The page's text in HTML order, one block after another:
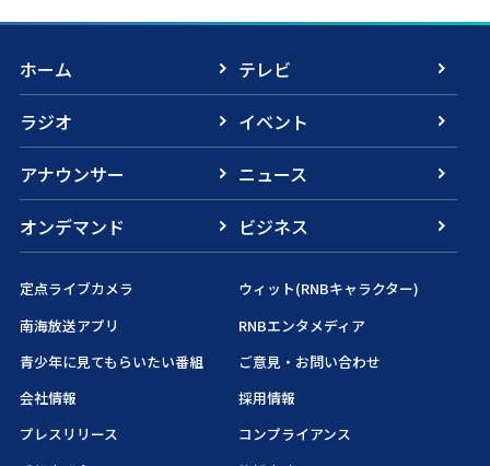
ホーム
テレビ
ラジオ
イベント
アナウンサー
ニュース
オンデマンド
ビジネス
定点ライブカメラ
ウィット(RNBキャラクター)
南海放送アプリ
RNBエンタメディア
青少年に見てもらいたい番組
ご意見・お問い合わせ
会社情報
採用情報
プレスリリース
コンプライアンス